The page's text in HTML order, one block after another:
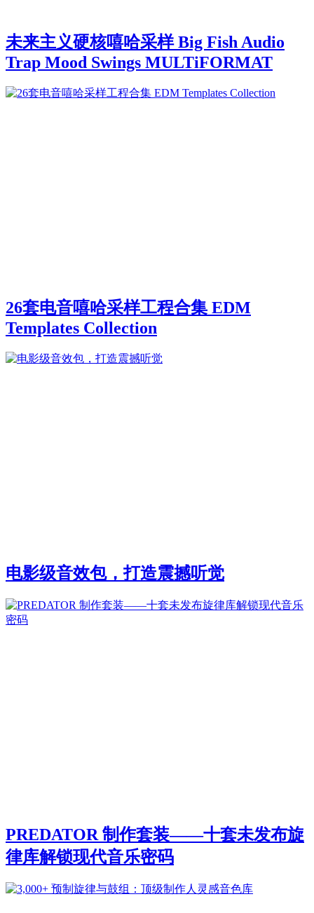
未来主义硬核嘻哈采样 Big Fish Audio
Trap Mood Swings MULTiFORMAT
26套电音嘻哈采样工程合集 EDM
Templates Collection
电影级音效包，打造震撼听觉
PREDATOR 制作套装——十套未发布旋
律库解锁现代音乐密码